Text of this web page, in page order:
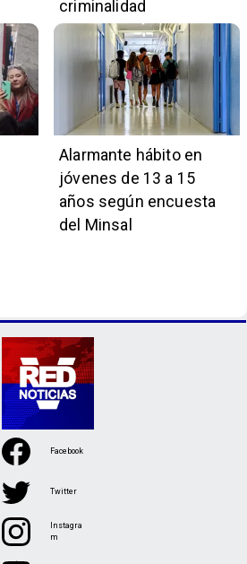
criminalidad
Alarmante hábito en
jóvenes de 13 a 15
años según encuesta
del Minsal
Facebook
Twitter
Instagra
m